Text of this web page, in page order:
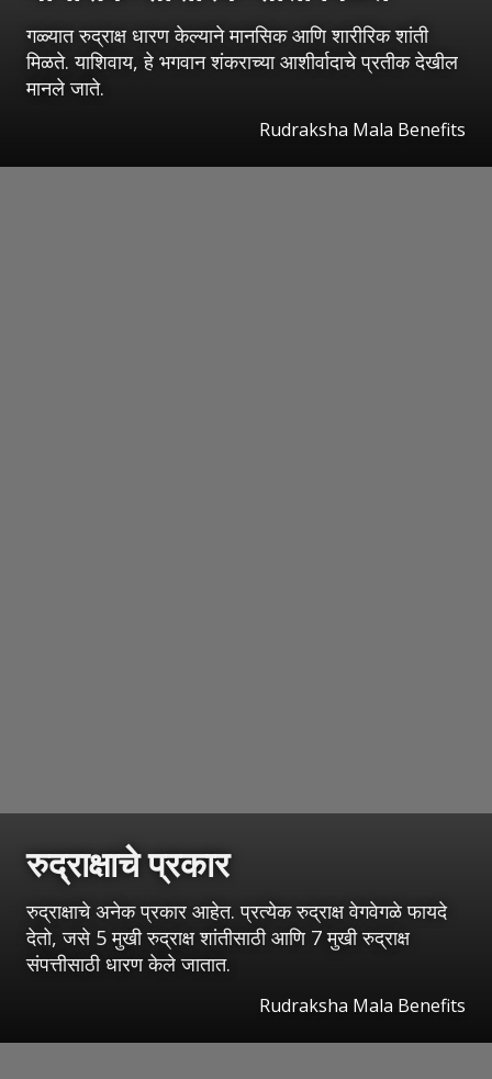
गळ्यात रुद्राक्ष धारण केल्याने मानसिक आणि शारीरिक शांती
मिळते. याशिवाय, हे भगवान शंकराच्या आशीर्वादाचे प्रतीक देखील
मानले जाते.
Rudraksha Mala Benefits
रुद्राक्षाचे प्रकार
रुद्राक्षाचे अनेक प्रकार आहेत. प्रत्येक रुद्राक्ष वेगवेगळे फायदे
देतो, जसे 5 मुखी रुद्राक्ष शांतीसाठी आणि 7 मुखी रुद्राक्ष
संपत्तीसाठी धारण केले जातात.
Rudraksha Mala Benefits